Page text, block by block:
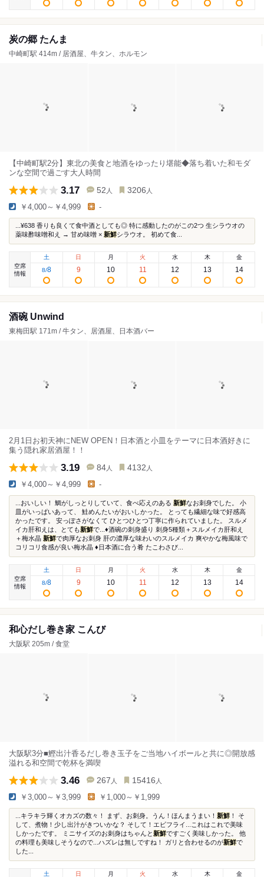
炭の郷 たんま
中崎町駅 414m / 居酒屋、牛タン、ホルモン
【中崎町駅2分】東北の美食と地酒をゆったり堪能◆落ち着いた和モダ
ンな空間で過ごす大人時間
3.17 52 人 3206 人
￥4,000～￥4,999 -
...¥638 香りも良くて食中酒としても◎ 特に感動したのがこの2つ 生シラウオの
薬味酢味噌和え → 甘め味噌 × 新鮮シラウオ。 初めて食...
空席
情報
土
8/8
日
9
月
10
火
11
水
12
木
13
金
14
酒碗 Unwind
東梅田駅 171m / 牛タン、居酒屋、日本酒バー
2月1日お初天神にNEW OPEN！日本酒と小皿をテーマに日本酒好きに
集う隠れ家居酒屋！！
3.19 84 人 4132 人
￥4,000～￥4,999 -
...おいしい！ 鯛がしっとりしていて、食べ応えのある 新鮮なお刺身でした。 小
皿がいっぱいあって、 鮭めんたいがおいしかった。 とっても繊細な味で好感高
かったです。 安っぽさがなくて ひとつひとつ丁寧に作られていました。 スルメ
イカ肝和えは、とても新鮮で...♦酒碗の刺身盛り 刺身5種類＋スルメイカ肝和え
＋梅水晶 新鮮で肉厚なお刺身 肝の濃厚な味わいのスルメイカ 爽やかな梅風味で
コリコリ食感が良い梅水晶 ♦日本酒に合う肴 たこわさび...
空席
情報
土
8/8
日
9
月
10
火
11
水
12
木
13
金
14
和心だし巻き家 こんび
大阪駅 205m / 食堂
大阪駅3分■鰹出汁香るだし巻き玉子をご当地ハイボールと共に◎開放感
溢れる和空間で乾杯を満喫
3.46 267 人 15416 人
￥3,000～￥3,999 ￥1,000～￥1,999
...キラキラ輝くオカズの数々！ まず、お刺身。うん！ほんまうまい！ 新鮮 ！ そ
して、煮物！少し出汁がきついかな？ そして！エビフライ...これはこれで美味
しかったです。 ミニサイズのお刺身はちゃんと新鮮ですごく美味しかった。 他
の料理も美味しそうなので...ハズレは無しですね！ ガリと合わせるのが新鮮で
した...
土
日 月 火 水 木 金